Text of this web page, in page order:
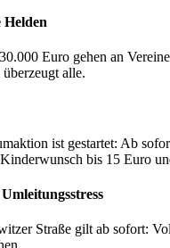
Helden
Euro gehen an
alle.
ist gestartet: Ab
bis 15 Euro
Straße gilt ab sofort: